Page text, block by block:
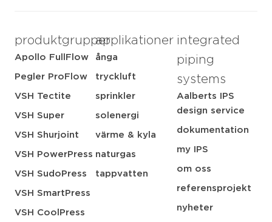
produktgrupper
Apollo FullFlow
Pegler ProFlow
VSH Tectite
VSH Super
VSH Shurjoint
VSH PowerPress
VSH SudoPress
VSH SmartPress
VSH CoolPress
applikationer
ånga
tryckluft
sprinkler
solenergi
värme & kyla
naturgas
tappvatten
integrated
piping
systems
Aalberts IPS
design service
dokumentation
my IPS
om oss
referensprojekt
nyheter